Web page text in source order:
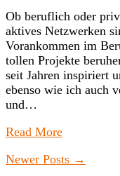
Ob beruflich oder
aktives Netzwerken
Vorankommen im
tollen Projekte
seit Jahren inspiriert
ebenso wie ich auch
und…
Read More
Newer Posts →